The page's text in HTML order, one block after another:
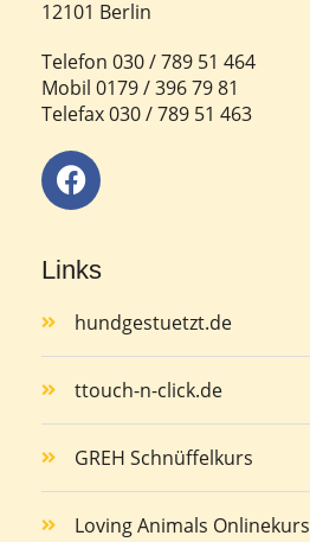
12101 Berlin
Telefon 030 / 789 51 464
Mobil 0179 / 396 79 81
Telefax 030 / 789 51 463
Links
hundgestuetzt.de
ttouch-n-click.de
GREH Schnüffelkurs
Loving Animals Onlinekurs